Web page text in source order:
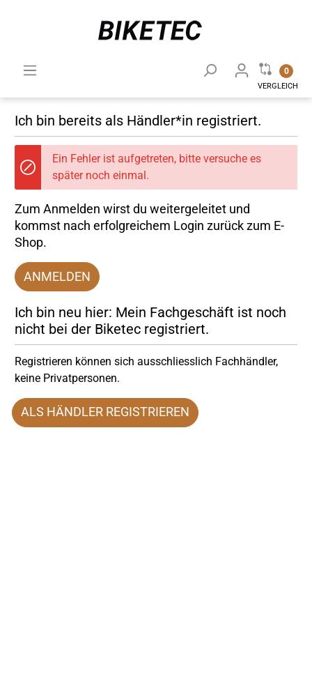
0
VERGLEICH
Ich bin bereits als Händler*in registriert.
Ein Fehler ist aufgetreten, bitte versuche es
später noch einmal.
Zum Anmelden wirst du weitergeleitet und
kommst nach erfolgreichem Login zurück zum E-
Shop.
ANMELDEN
Ich bin neu hier: Mein Fachgeschäft ist noch
nicht bei der Biketec registriert.
Registrieren können sich ausschliesslich Fachhändler,
keine Privatpersonen.
ALS HÄNDLER REGISTRIEREN